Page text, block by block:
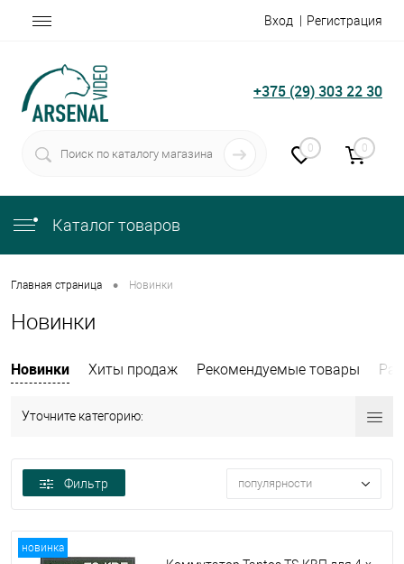
Вход Регистрация
+375 (29) 303 22 30
0 0
Каталог товаров
Главная страница • Новинки
Новинки
Новинки Хиты продаж Рекомендуемые товары
Уточните категорию:
Фильтр популярности
новинка